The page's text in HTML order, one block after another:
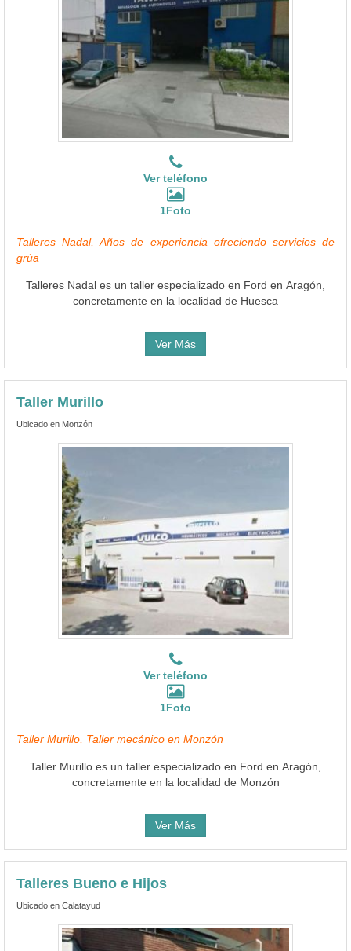
Ver teléfono
1Foto
Talleres Nadal, Años de experiencia ofreciendo servicios de
grúa
Talleres Nadal es un taller especializado en Ford en Aragón,
concretamente en la localidad de Huesca
Ver Más
Taller Murillo
Ubicado en Monzón
Ver teléfono
1Foto
Taller Murillo, Taller mecánico en Monzón
Taller Murillo es un taller especializado en Ford en Aragón,
concretamente en la localidad de Monzón
Ver Más
Talleres Bueno e Hijos
Ubicado en Calatayud